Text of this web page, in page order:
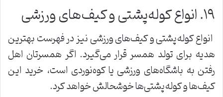
۱۹. انواع کوله‌پشتی و کیف‌های ورزشی
انواع کوله‌پشتی و کیف‌های ورزشی نیز در فهرست بهترین
هدیه برای تولد همسر قرار می‌گیرد. اگر همسرتان اهل
رفتن به باشگاه‌های ورزشی یا کوه‌نوردی است، خرید این
کیف‌ها و کوله‌پشتی‌ها خوشحالش خواهد کرد.